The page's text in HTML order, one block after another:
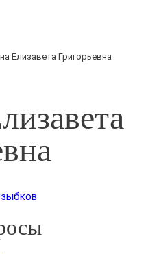
Елизавета Григорьевна